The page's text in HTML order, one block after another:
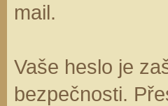
mail.
Vaše heslo je
bezpečnosti.